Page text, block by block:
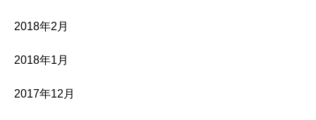
2018年2月
2018年1月
2017年12月